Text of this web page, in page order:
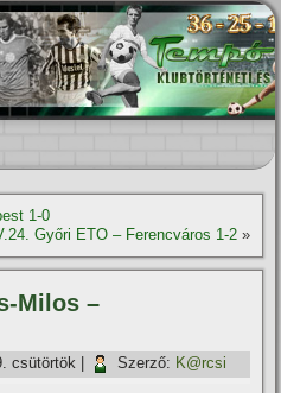
1-0
Győri ETO – Ferencváros 1-2»
Milos –
csütörtök Szerző: K@rcsi